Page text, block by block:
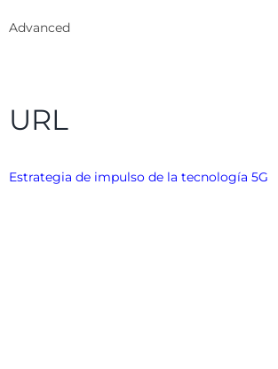
Advanced
URL
Estrategia de impulso de la tecnología 5G